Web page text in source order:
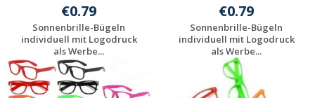
€0.79
Sonnenbrille-Bügeln
individuell mit Logodruck
als Werbe...
Individuelles
Angebot anfordern
€0.79
Sonnenbrille-Bügeln
individuell mit Logodruck
als Werbe...
Individuelles
Angebot anfordern